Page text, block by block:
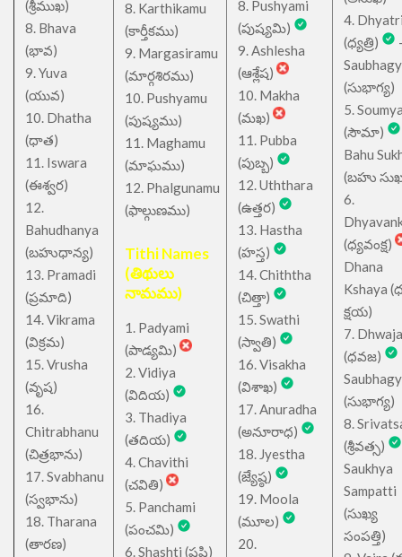
(శ్రీముఖ)
8. Bhava
(భావ)
9. Yuva
(యువ)
10. Dhatha
(ధాత)
11. Iswara
(ఈశ్వర)
12.
Bahudhanya
(బహుధాన్య)
13. Pramadi
(ప్రమాది)
14. Vikrama
(విక్రమ)
15. Vrusha
(వృష)
16.
Chitrabhanu
(చిత్రభాను)
17. Svabhanu
(స్వభాను)
18. Tharana
(తారణ)
8. Karthikamu
(కార్తీకము)
9. Margasiramu
(మార్గశిరము)
10. Pushyamu
(పుష్యము)
11. Maghamu
(మాఘము)
12. Phalgunamu
(ఫాల్గుణము)
Tithi Names
(తిథులు
నామము)
1. Padyami
(పాడ్యమి)
2. Vidiya
(విదియ)
3. Thadiya
(తదియ)
4. Chavithi
(చవితి)
5. Panchami
(పంచమి)
6. Shashti (షష్టి)
8. Pushyami
(పుష్యమి)
9. Ashlesha
(ఆశ్లేష)
10. Makha
(మఖ)
11. Pubba
(పుబ్బ)
12. Uththara
(ఉత్తర)
13. Hastha
(హస్త)
14. Chiththa
(చిత్తా)
15. Swathi
(స్వాతి)
16. Visakha
(విశాఖ)
17. Anuradha
(అనూరాధ)
18. Jyestha
(జ్యేష్ఠ)
19. Moola
(మూల)
20.
4.
(ధ్యత్రి)
(సుభాగ్య)
5.
(సౌమా)
Bahu
(బహు
6.
(ధ్యవంక్ష)
Dhana
Kshaya
క్షయ)
7. Dhwaja
(ధవజ)
(సుభాగ్య)
8.
(శ్రీవత్స)
Saukhya
Sampatti
(సుఖ్య
సంపత్తి)